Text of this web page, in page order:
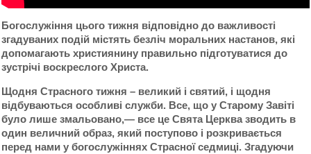
Богослужіння цього тижня відповідно до важливості
згадуваних подій містять безліч моральних настанов, які
допомагають християнину правильно підготуватися до
зустрічі воскреслого Христа.
Щодня Страсного тижня – великий і святий, і щодня
відбуваються особливі служби. Все, що у Старому Завіті
було лише змальовано,— все це Свята Церква зводить в
один величний образ, який поступово і розкривається
перед нами у богослужіннях Страсної седмиці. Згадуючи